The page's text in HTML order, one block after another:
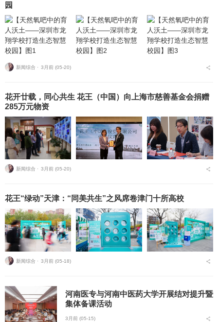
园
新闻综合 ⋅ 3月前 (05-20)
花开廿载，同心共生 花王（中国）向上海市慈善基金会捐赠
285万元物资
新闻综合 ⋅ 3月前 (05-20)
花王“绿动”天津：“同美共生”之风席卷津门十所高校
新闻综合 ⋅ 3月前 (05-18)
河南医专与河南中医药大学开展结对提升暨
集体备课活动
3月前 (05-15)